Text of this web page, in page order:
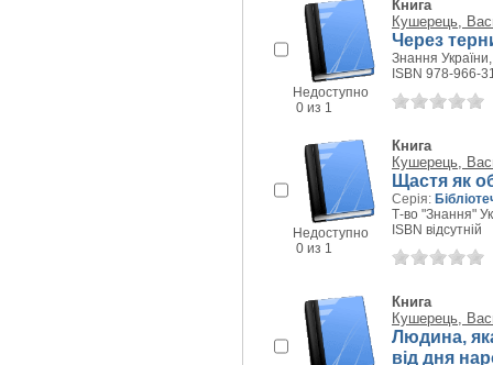
Недоступно
0 из 1
Книга
Кушерець,
Через
Знання
ISBN 978-966-
Недоступно
0 из 1
Книга
Кушерець,
Щастя як
Серія:
Т-во "Знання"
ISBN відсутній
Книга
Кушерець,
Людина,
від дня